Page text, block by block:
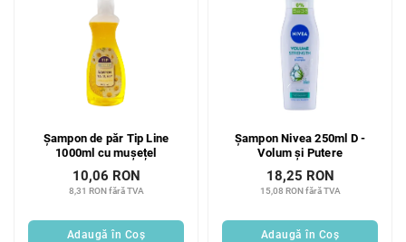
Șampon de păr Tip Line
1000ml cu mușețel
8,31 RON fără TVA
10,06 RON
Adaugă în Coş
Șampon Nivea 250ml D -
Volum și Putere
15,08 RON fără TVA
18,25 RON
Adaugă în Coş